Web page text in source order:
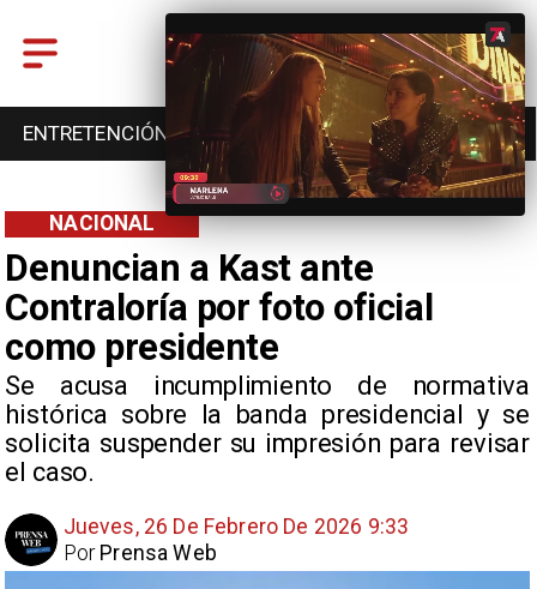
ENTRETENCIÓN DEPORTES CULTURA
Denuncian a Kast ante
Contraloría por foto oficial
como presidente
Se acusa incumplimiento de normativa
histórica sobre la banda presidencial y se
solicita suspender su impresión para revisar
el caso.
NACIONAL
Jueves, 26 De Febrero De 2026 9:33
Prensa Web
Por